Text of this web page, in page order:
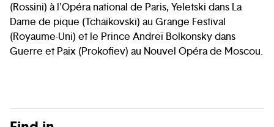
(Rossini) à l'Opéra national de Paris, Yeletski dans La
Dame de pique (Tchaïkovski) au Grange Festival
(Royaume-Uni) et le Prince Andreï Bolkonsky dans
Guerre et Paix (Prokofiev) au Nouvel Opéra de Moscou.